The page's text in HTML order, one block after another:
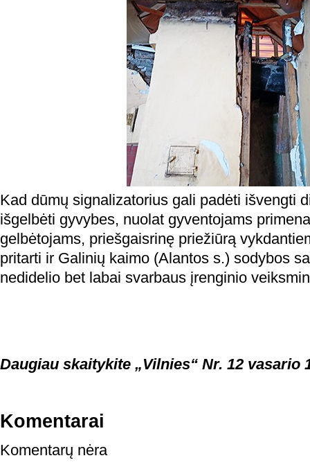
Kad dūmų signalizatorius gali padėti išvengti
išgelbėti gyvybes, nuolat gyventojams
gelbėtojams, priešgaisrinę priežiūrą
pritarti ir Galinių kaimo (Alantos s.) sodybos
nedidelio bet labai svarbaus įrenginio
Daugiau skaitykite „Vilnies“ Nr. 12 vasario
Komentarai
Komentarų nėra